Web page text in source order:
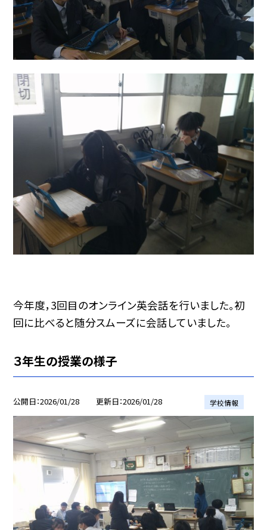
今年度，3回目のオンライン英会話を行いました。初
回に比べると随分スムーズに会話していました。
３年生の授業の様子
公開日 2026/01/28 更新日 2026/01/28 学校情報